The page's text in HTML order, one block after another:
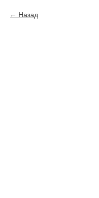
Назад